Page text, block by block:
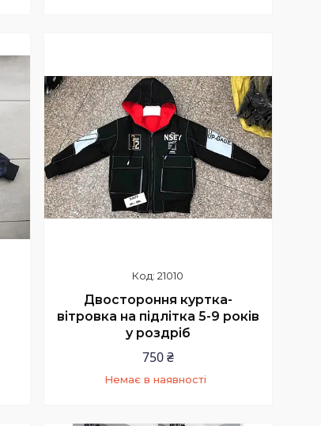
21010
Двостороння куртка-
вітровка на підлітка 5-9 років
у роздріб
750 ₴
Немає в наявності
+380 (95) 839-74-12